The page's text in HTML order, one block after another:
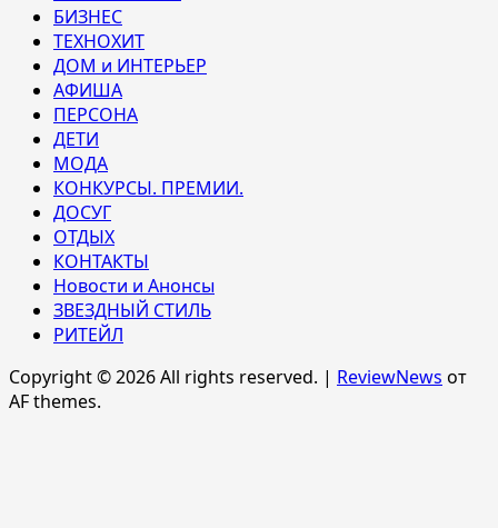
БИЗНЕС
ТЕХНОХИТ
ДОМ и ИНТЕРЬЕР
АФИША
ПЕРСОНА
ДЕТИ
МОДА
КОНКУРСЫ. ПРЕМИИ.
ДОСУГ
ОТДЫХ
КОНТАКТЫ
Новости и Анонсы
ЗВЕЗДНЫЙ СТИЛЬ
РИТЕЙЛ
Copyright © 2026 All rights reserved. | ReviewNews от
AF themes.